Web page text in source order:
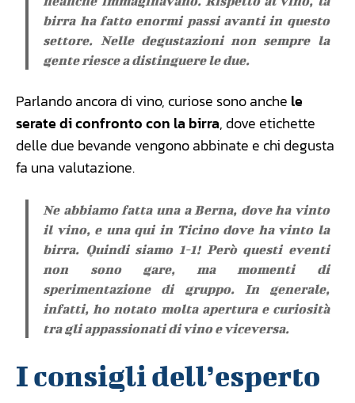
birra ha fatto enormi passi avanti in questo
settore. Nelle degustazioni non sempre la
gente riesce a distinguere le due.
Parlando ancora di vino, curiose sono anche le
serate di confronto con la birra, dove etichette
delle due bevande vengono abbinate e chi degusta
fa una valutazione.
Ne abbiamo fatta una a Berna, dove ha vinto
il vino, e una qui in Ticino dove ha vinto la
birra. Quindi siamo 1-1! Però questi eventi
non sono gare, ma momenti di
sperimentazione di gruppo. In generale,
infatti, ho notato molta apertura e curiosità
tra gli appassionati di vino e viceversa.
I consigli dell’esperto